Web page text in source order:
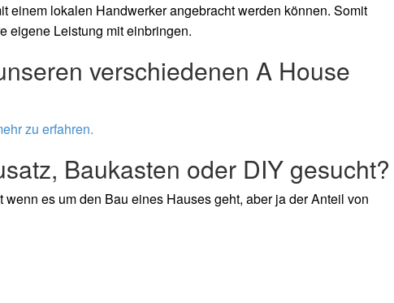
einem lokalen Handwerker angebracht werden können. Somit
eigene Leistung mit einbringen.
verschiedenen A House
zu erfahren.
Baukasten oder DIY gesucht?
es um den Bau eines Hauses geht, aber ja der Anteil von